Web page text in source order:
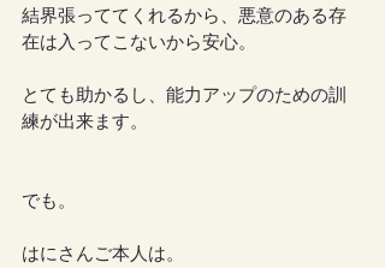
結界張っててくれるから、悪意のある存
在は入ってこないから安心。
とても助かるし、能力アップのための訓
練が出来ます。
でも。
はにさんご本人は。